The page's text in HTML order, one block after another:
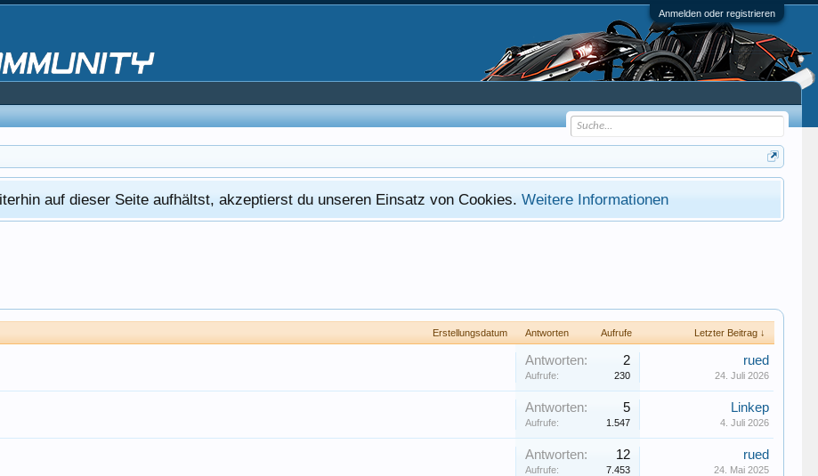
Anmelden oder registrieren
auf dieser Seite aufhältst, akzeptierst du unseren Einsatz von Cookies.Weitere Informationen
Erstellungsdatum Antworten Aufrufe Letzter Beitrag ↓
Antworten: 2
Aufrufe: 230
rued
24. Juli 2026
Antworten: 5
Aufrufe: 1.547
Linkep
4. Juli 2026
Antworten: 12
Aufrufe: 7.453
rued
24. Mai 2025